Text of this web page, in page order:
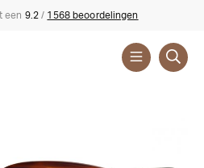
een 9.2 / 1568 beoordelingen